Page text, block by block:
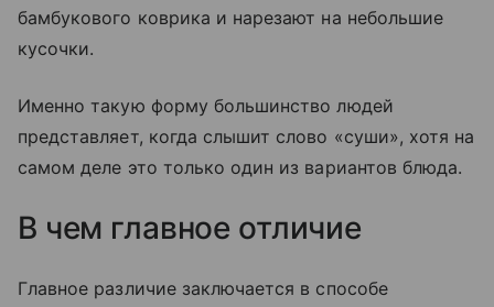
бамбукового коврика и нарезают на небольшие
кусочки.
Именно такую форму большинство людей
представляет, когда слышит слово «суши», хотя на
самом деле это только один из вариантов блюда.
В чем главное отличие
Главное различие заключается в способе